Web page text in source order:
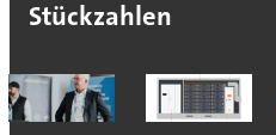
Stückzahlen